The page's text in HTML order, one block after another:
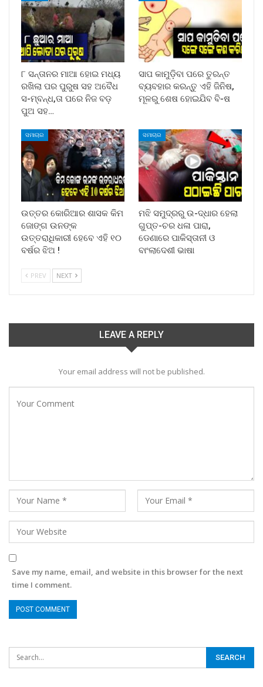
୮ ସନ୍ତାନର ମାଆ ହୋଇ ମଧ୍ୟ
ରଖିଲା ପର ପୁରୁଷ ସହ ଅବୈଧ
ସ-ମ୍ବନ୍ଧ,ତା ପରେ ନିଜ ବଡ଼
ପୁଅ ସହ…
ସାପ କାମୁଡ଼ିବା ପରେ ତୁରନ୍ତ
ବ୍ୟବହାର କରନ୍ତୁ ଏହି ଜିନିଷ,
ମୂଳରୁ ଶେଷ ହୋଇଯିବ ବି-ଷ
ସମାଚାର
ଉତ୍ତର କୋରିଆର ଶାସକ କିମ
ଜୋଙ୍ଗ ଉନଙ୍କ
ଉତ୍ତରାଧିକାରୀ ହେବେ ଏହି ୧୦
ବର୍ଷର ଝିଅ !
ସମାଚାର
ମଝି ସମୁଦ୍ରରୁ ଉ-ଦ୍ଧାର ହେଲା
ଗୁପ୍ତ-ଚର ଧଳା ପାରା,
ଡେଣାରେ ପାକିସ୍ତାନୀ ଓ
ବାଂଲାଦେଶୀ ଭାଷା
PREV NEXT
LEAVE A REPLY
Your email address will not be published.
Save my name, email, and website in this browser for the next
time I comment.